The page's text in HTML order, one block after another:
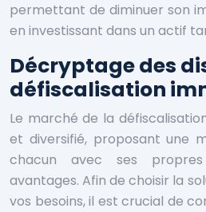
permettant de diminuer son
en investissant dans un actif
Décryptage des
défiscalisation
Le marché de la
et diversifié, proposant une
chacun avec ses
avantages. Afin de choisir la
vos besoins, il est crucial de